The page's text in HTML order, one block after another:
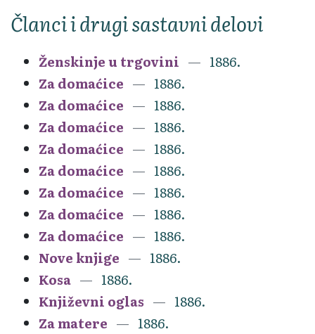
Članci i drugi sastavni delovi
Ženskinje u trgovini
1886.
Za domaćice
1886.
Za domaćice
1886.
Za domaćice
1886.
Za domaćice
1886.
Za domaćice
1886.
Za domaćice
1886.
Za domaćice
1886.
Za domaćice
1886.
Nove knjige
1886.
Kosa
1886.
Književni oglas
1886.
Za matere
1886.